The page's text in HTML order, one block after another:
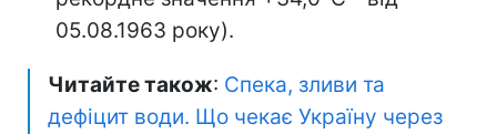
05.08.1963 року).
Читайте також: Спека, зливи та
дефіцит води. Що чекає Україну через